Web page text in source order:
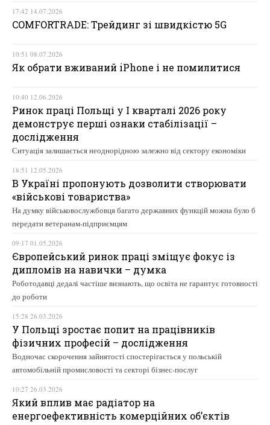
17:42 14.07.2026
COMFORTRADE: Трейдинг зі швидкістю 5G
10:51 08.07.2026
Як обрати вживаний iPhone і не помилитися
10:40 12.06.2026
Ринок праці Польщі у І кварталі 2026 року
демонструє перші ознаки стабілізації –
дослідження
Ситуація залишається неоднорідною залежно від сектору економіки
18:51 12.05.2026
В Україні пропонують дозволити створювати
«військові товариства»
На думку військовослужбовця багато державних функцій можна було б
передати ветеранам-підприємцям
09:17 01.05.2026
Європейський ринок праці зміщує фокус із
дипломів на навички – думка
Роботодавці дедалі частіше визнають, що освіта не гарантує готовності
до роботи
15:28 26.03.2026
У Польщі зростає попит на працівників
фізичних професій – дослідження
Водночас скорочення зайнятості спостерігається у польській
автомобільній промисловості та секторі бізнес-послуг
10:27 26.03.2026
Який вплив має радіатор на
енергоефективність комерційних об’єктів